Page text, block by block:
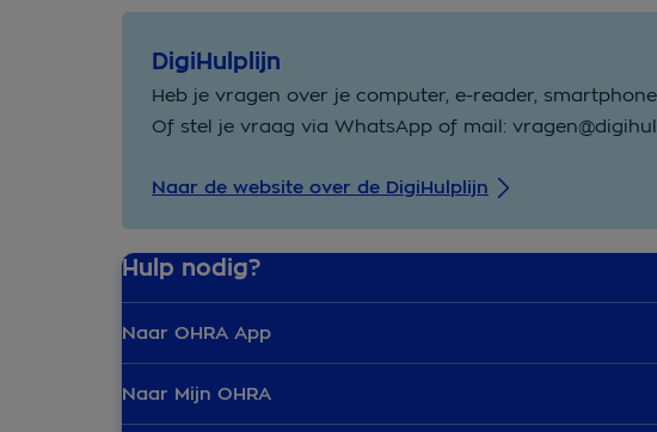
DigiHulplijn
Heb je vragen over je computer, e-reader,
Of stel je vraag via WhatsApp of mail:
Naar de website over de DigiHulplijn
Hulp nodig?
Naar OHRA App
Naar Mijn OHRA